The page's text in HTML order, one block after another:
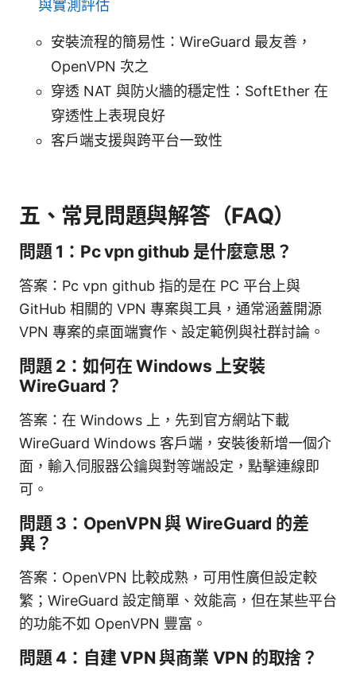
與實測評估
安裝流程的簡易性：WireGuard 最友善，
OpenVPN 次之
穿透 NAT 與防火牆的穩定性：SoftEther 在
穿透性上表現良好
客戶端支援與跨平台一致性
五、常見問題與解答（FAQ）
問題 1：Pc vpn github 是什麼意思？
答案：Pc vpn github 指的是在 PC 平台上與
GitHub 相關的 VPN 專案與工具，通常涵蓋開源
VPN 專案的桌面端實作、設定範例與社群討論。
問題 2：如何在 Windows 上安裝
WireGuard？
答案：在 Windows 上，先到官方網站下載
WireGuard Windows 客戶端，安裝後新增一個介
面，輸入伺服器公鑰與對等端設定，點擊連線即
可。
問題 3：OpenVPN 與 WireGuard 的差
異？
答案：OpenVPN 比較成熟，可用性廣但設定較
繁；WireGuard 設定簡單、效能高，但在某些平台
的功能不如 OpenVPN 豐富。
問題 4：自建 VPN 與商業 VPN 的取捨？